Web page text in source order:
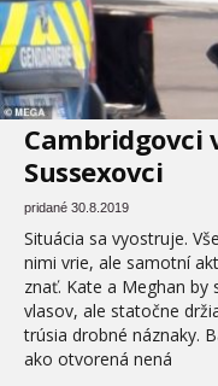
Cambridgovci
Sussexovci
pridané 30.8.2019
Situácia sa vyostruje.
nimi vrie, ale samotní
znať. Kate a Meghan by
vlasov, ale statočne
trúsia drobné náznaky.
ako otvorená nená